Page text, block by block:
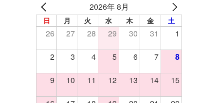
2026年 8月
日 月 火 水 木 金 土
26 27 28 29 30 31 1
2 3 4 5 6 7 8
9 10 11 12 13 14 15